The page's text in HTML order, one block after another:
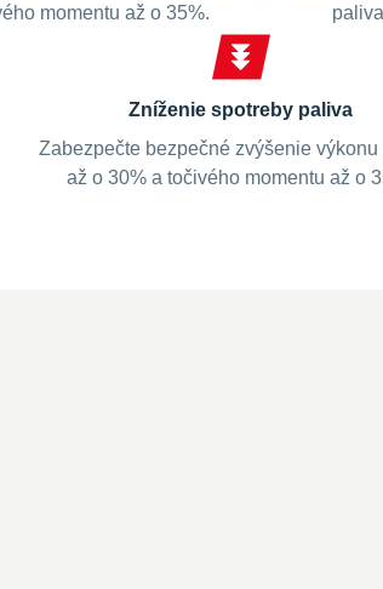
momentu až o 35%.
Zníženie spotreby paliva
Zabezpečte bezpečné zvýšenie výkonu
až o 30% a točivého momentu až o